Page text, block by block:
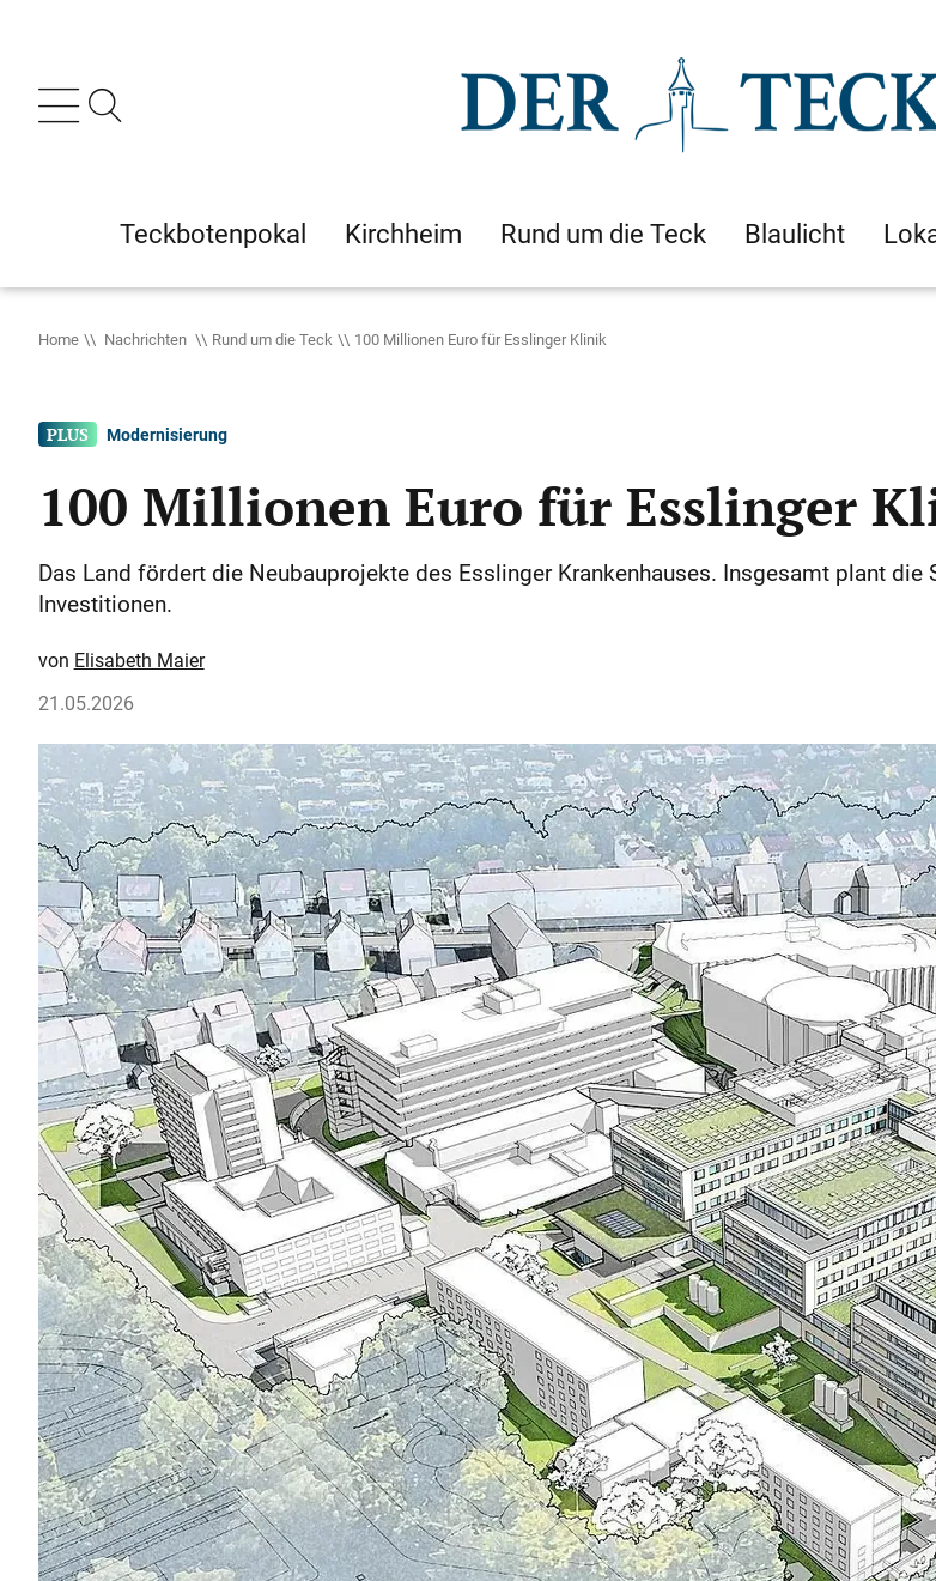
Teckbotenpokal Kirchheim Rund um die Teck Blaulicht
Home Nachrichten Rund um die Teck 100 Millionen Euro für Esslinger Klinik
Modernisierung
100 Millionen Euro für Esslinger
Das Land fördert die Neubauprojekte des Esslinger Krankenhauses. Insgesamt plant
Investitionen.
Elisabeth Maier
21.05.2026